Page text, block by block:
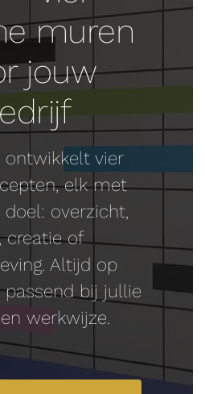
muren
jouw
ontwikkelt vier
elk met
doel: overzicht,
creatie of
Altijd op
bij jullie
werkwijze.